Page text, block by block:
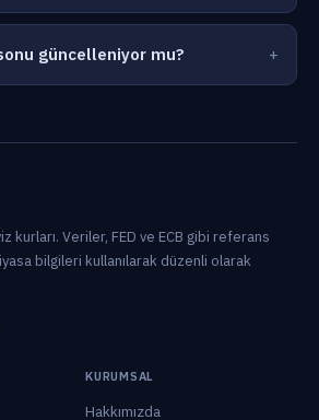
güncelleniyor mu?
kurları. Veriler, FED ve ECB gibi referans
bilgileri kullanılarak düzenli olarak
KURUMSAL
Hakkımızda